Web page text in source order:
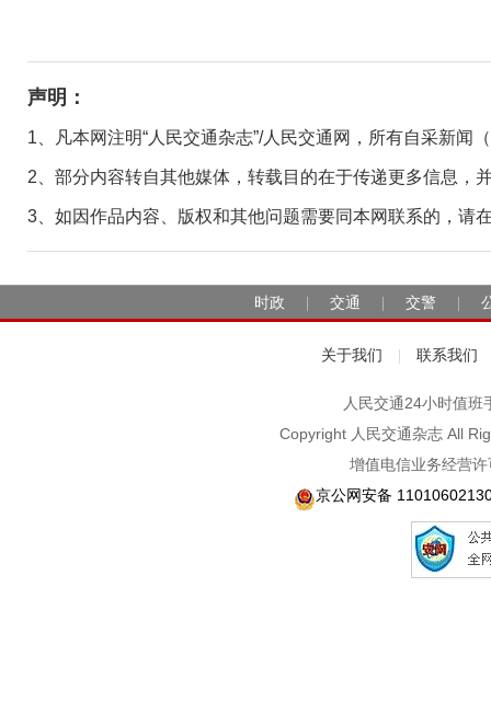
声明：
1、凡本网注明“人民交通杂志”/人民交通网，所有自采新
2、部分内容转自其他媒体，转载目的在于传递更多信息，
3、如因作品内容、版权和其他问题需要同本网联系的，请
时政 交通 交警
关于我们 联系我们
人民交通24小时值
Copyright 人民交通杂志 All
增值电信业务经营
京公网安备